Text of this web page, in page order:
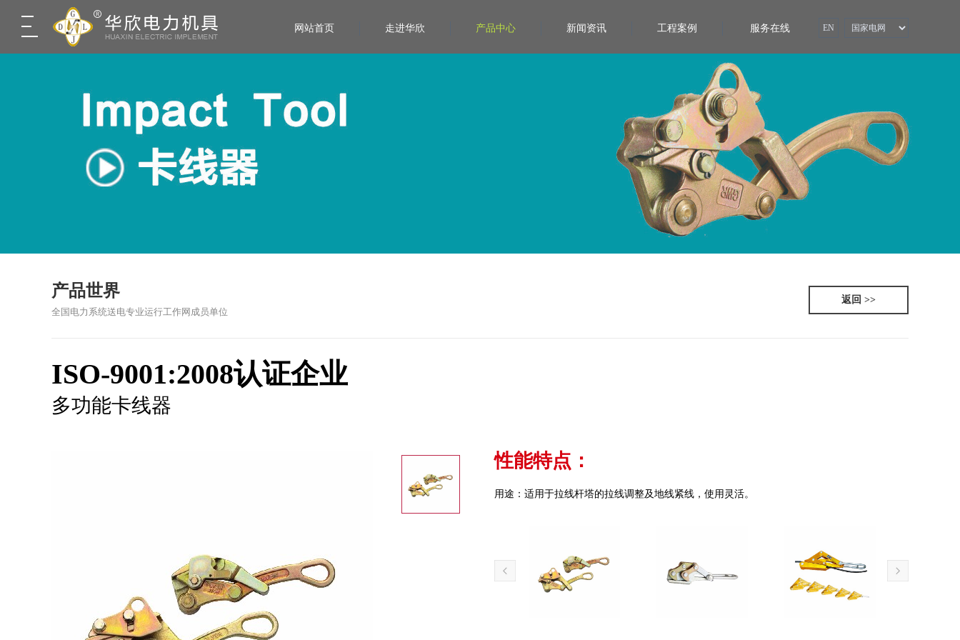
EN
网站首页 走进华欣 产品中心 新闻资讯 工程案例 服务在线
产品世界
全国电力系统送电专业运行工作网成员单位
返回 >>
ISO-9001:2008认证企业
多功能卡线器
性能特点：
用途：适用于拉线杆塔的拉线调整及地线紧线，使用灵活。